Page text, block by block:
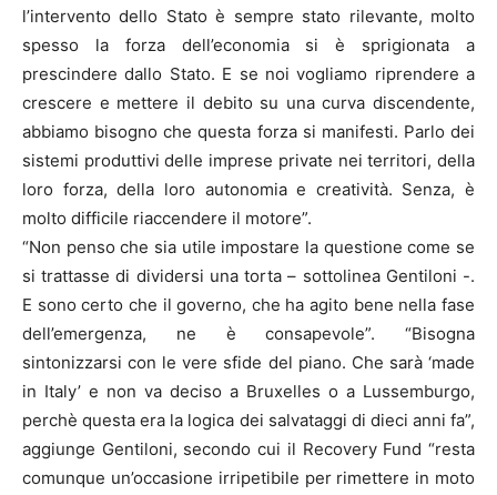
l’intervento dello Stato è sempre stato rilevante, molto
spesso la forza dell’economia si è sprigionata a
prescindere dallo Stato. E se noi vogliamo riprendere a
crescere e mettere il debito su una curva discendente,
abbiamo bisogno che questa forza si manifesti. Parlo dei
sistemi produttivi delle imprese private nei territori, della
loro forza, della loro autonomia e creatività. Senza, è
molto difficile riaccendere il motore”.
“Non penso che sia utile impostare la questione come se
si trattasse di dividersi una torta – sottolinea Gentiloni -.
E sono certo che il governo, che ha agito bene nella fase
dell’emergenza, ne è consapevole”. “Bisogna
sintonizzarsi con le vere sfide del piano. Che sarà ‘made
in Italy’ e non va deciso a Bruxelles o a Lussemburgo,
perchè questa era la logica dei salvataggi di dieci anni fa”,
aggiunge Gentiloni, secondo cui il Recovery Fund “resta
comunque un’occasione irripetibile per rimettere in moto